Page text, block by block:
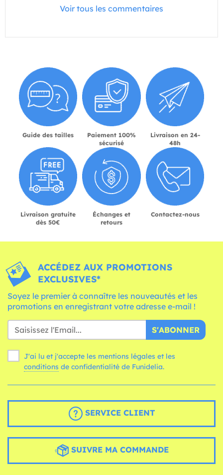
Voir tous les commentaires
Guide des tailles
Paiement 100%
sécurisé
Livraison en 24-
48h
Livraison gratuite
dès 50€
Échanges et
retours
Contactez-nous
ACCÉDEZ AUX PROMOTIONS
EXCLUSIVES*
Soyez le premier à connaître les nouveautés et les
promotions en enregistrant votre adresse e-mail !
S'ABONNER
J'ai lu et j'accepte les mentions légales et les
conditions de confidentialité de Funidelia.
SERVICE CLIENT
SUIVRE MA COMMANDE